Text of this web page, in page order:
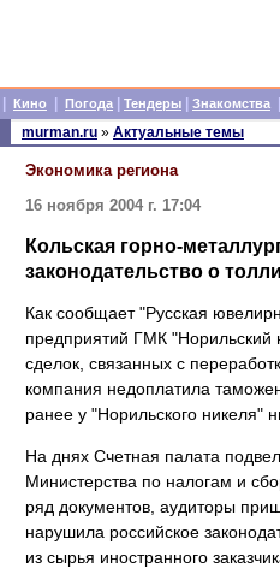
Кино Погода Тендеры Знакомства
murman.ru » Актуальные темы
Экономика региона
16 ноября 2004 г. 17:04
Кольская горно-
законодательство о
Как сообщает "Русская
предприятий ГМК
сделок, связанных с
компания недоплатила
ранее у "Норильского никеля"
На днях Счетная палата
Министерства по налогам и
ряд документов, аудиторы
нарушила российское
из сырья иностранного